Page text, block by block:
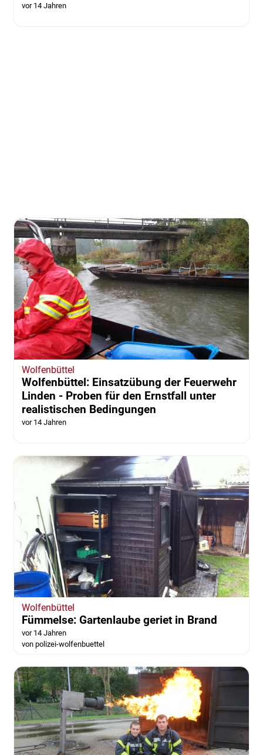
vor 14 Jahren
Wolfenbüttel
Wolfenbüttel: Einsatzübung der Feuerwehr
Linden - Proben für den Ernstfall unter
realistischen Bedingungen
vor 14 Jahren
Wolfenbüttel
Fümmelse: Gartenlaube geriet in Brand
vor 14 Jahren
von polizei-wolfenbuettel